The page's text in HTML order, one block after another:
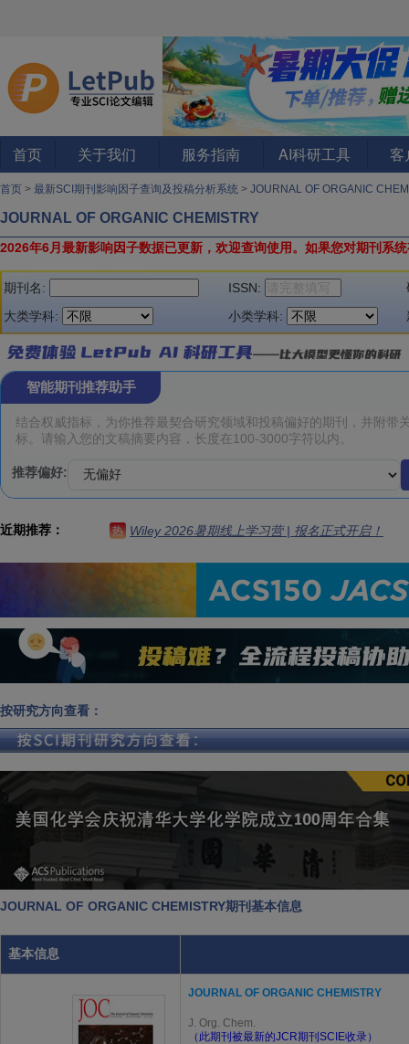
首页 关于我们 服务指南 AI科研工具 客
首页 > 最新SCI期刊影响因子查询及投稿分析系统 > JOURNAL OF ORGANIC
JOURNAL OF ORGANIC CHEMISTRY
2026年6月最新影响因子数据已更新，欢迎查询使用。 如果您对期刊系
期刊名: ISSN:
大类学科:
小类学科:
智能期刊推荐助手
推荐偏好:
近期推荐： 热 Wiley 2026暑期线上学习营 | 报名正式开启！
按研究方向查看：
JOURNAL OF ORGANIC CHEMISTRY期刊基本信息
基本信息
JOURNAL OF ORGANIC CHEMISTRY
J. Org. Chem.
（此期刊被最新的JCR期刊SCIE收录）